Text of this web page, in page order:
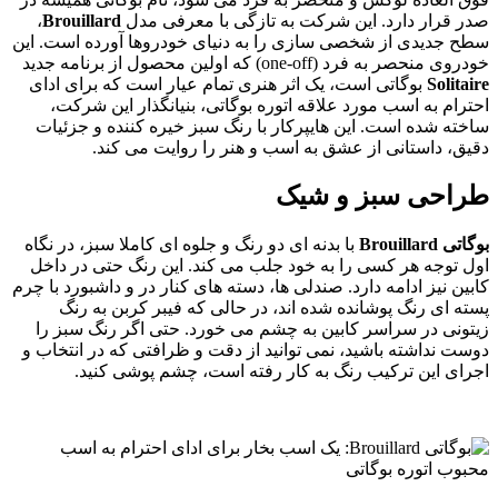
صدر قرار دارد. این شرکت به تازگی با معرفی مدل Brouillard،
سطح جدیدی از شخصی سازی را به دنیای خودروها آورده است. این
خودروی منحصر به فرد (one-off) که اولین محصول از برنامه جدید
Solitaire بوگاتی است، یک اثر هنری تمام عیار است که برای ادای
احترام به اسب مورد علاقه اتوره بوگاتی، بنیانگذار این شرکت،
ساخته شده است. این هایپرکار با رنگ سبز خیره کننده و جزئیات
دقیق، داستانی از عشق به اسب و هنر را روایت می کند.
طراحی سبز و شیک
بوگاتی Brouillard
با بدنه ای دو رنگ و جلوه ای کاملا سبز، در نگاه
اول توجه هر کسی را به خود جلب می کند. این رنگ حتی در داخل
کابین نیز ادامه دارد. صندلی ها، دسته های کنار در و داشبورد با چرم
پسته ای رنگ پوشانده شده اند، در حالی که فیبر کربن به رنگ
زیتونی در سراسر کابین به چشم می خورد. حتی اگر رنگ سبز را
دوست نداشته باشید، نمی توانید از دقت و ظرافتی که در انتخاب و
اجرای این ترکیب رنگ به کار رفته است، چشم پوشی کنید.